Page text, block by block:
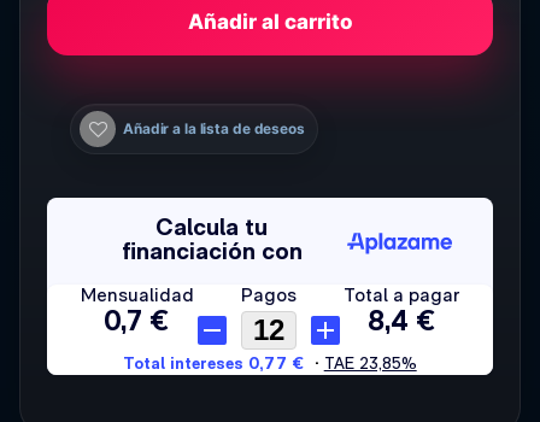
Añadir al carrito
Añadir a la lista de deseos